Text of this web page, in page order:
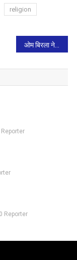
religion
Reporter